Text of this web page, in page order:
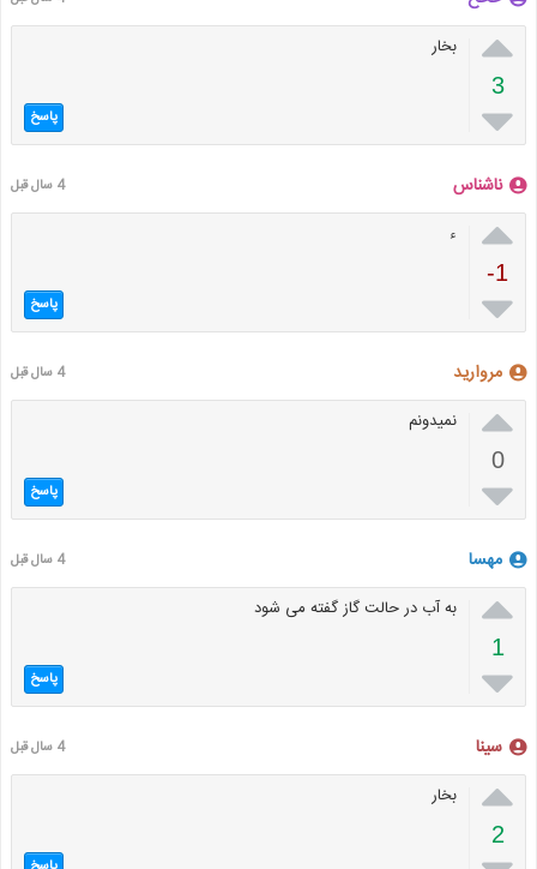

3

بخار
پاسخ
ناشناس 4 سال قبل

-1

ء
پاسخ
مرواريد 4 سال قبل

0

نمیدونم
پاسخ
مهسا 4 سال قبل

1

به آب در حالت گاز گفته می شود
پاسخ
سینا 4 سال قبل

2
بخار